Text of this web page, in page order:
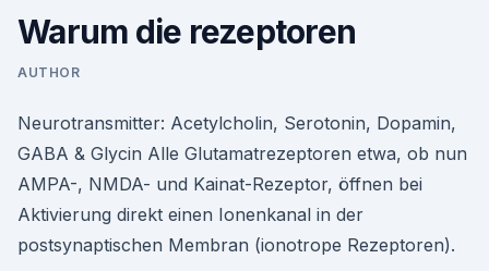
Warum die rezeptoren
AUTHOR
Neurotransmitter: Acetylcholin, Serotonin, Dopamin,
GABA & Glycin Alle Glutamatrezeptoren etwa, ob nun
AMPA-, NMDA- und Kainat-Rezeptor, öffnen bei
Aktivierung direkt einen Ionenkanal in der
postsynaptischen Membran (ionotrope Rezeptoren).